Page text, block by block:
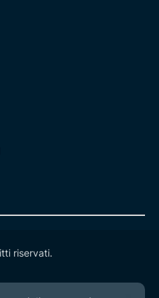
riservati.